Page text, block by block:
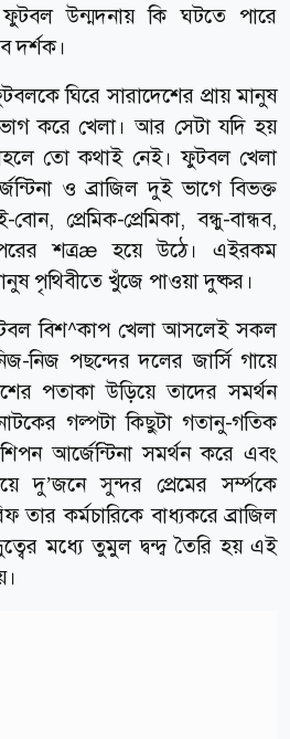
ফুটবল উন্মদনায় কি ঘটতে পারে
দর্শক।
ঘিরে সারাদেশের প্রায় মানুষ
করে খেলা। আর সেটা যদি হয়
তো কথাই নেই। ফুটবল খেলা
ও ব্রাজিল দুই ভাগে বিভক্ত
প্রেমিক-প্রেমিকা, বন্ধু-বান্ধব,
শত্রæ হয়ে উঠে। এইরকম
পৃথিবীতে খুঁজে পাওয়া দুষ্কর।
বিশ^কাপ খেলা আসলেই সকল
নিজ পছন্দের দলের জার্সি গায়ে
পতাকা উড়িয়ে তাদের সমর্থন
গল্পটা কিছুটা গতানু-গতিক
আর্জেন্টিনা সমর্থন করে এবং
দু’জনে সুন্দর প্রেমের সর্ম্পকে
তার কর্মচারিকে বাধ্যকরে ব্রাজিল
মধ্যে তুমুল দ্বন্দ্ব তৈরি হয় এই